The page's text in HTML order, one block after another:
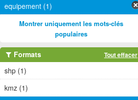
equipement (1)
Montrer uniquement les mots-clés
populaires
Formats Tout effacer
shp (1)
kmz (1)